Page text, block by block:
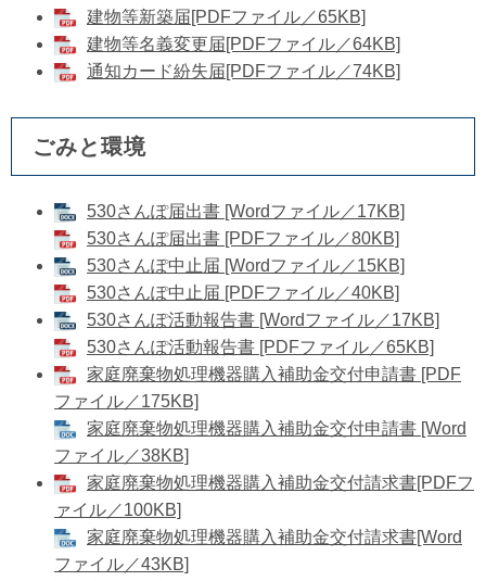
建物等新築届[PDFファイル／65KB]
建物等名義変更届[PDFファイル／64KB]
通知カード紛失届[PDFファイル／74KB]
ごみと環境
530さんぽ届出書 [Wordファイル／17KB]
530さんぽ届出書 [PDFファイル／80KB]
530さんぽ中止届 [Wordファイル／15KB]
​530さんぽ中止届 [PDFファイル／40KB]
530さんぽ活動報告書 [Wordファイル／17KB]
530さんぽ活動報告書 [PDFファイル／65KB]
家庭廃棄物処理機器購入補助金交付申請書 [PDF
ファイル／175KB]
家庭廃棄物処理機器購入補助金交付申請書 [Word
ファイル／38KB]
家庭廃棄物処理機器購入補助金交付請求書[PDFフ
ァイル／100KB]
家庭廃棄物処理機器購入補助金交付請求書[Word
ファイル／43KB]